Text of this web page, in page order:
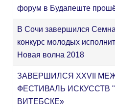
форум в Будапеште
В Сочи завершился
конкурс молодых
Новая волна 2018
ЗАВЕРШИЛСЯ XXVII
ФЕСТИВАЛЬ ИСКУССТВ
ВИТЕБСКЕ»